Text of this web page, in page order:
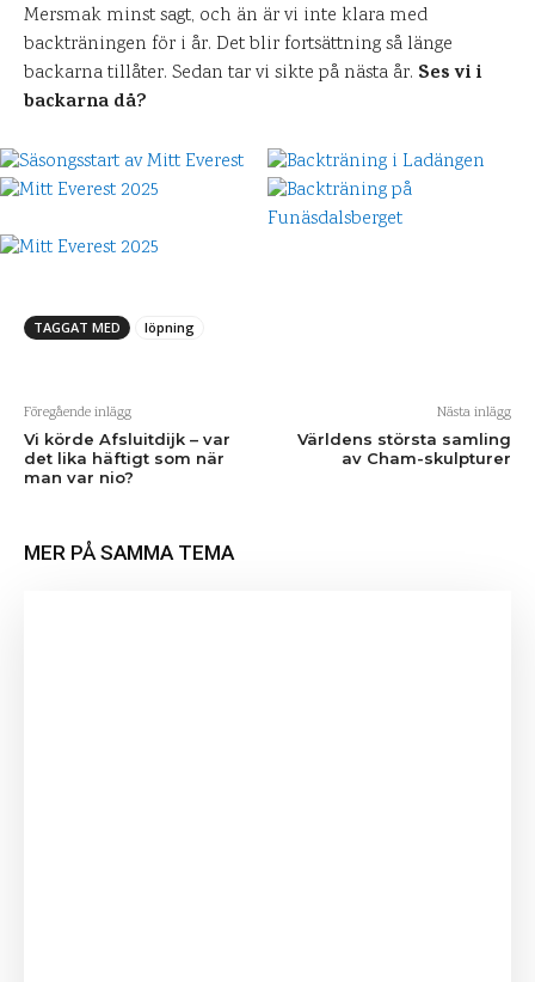
Mersmak minst sagt, och än är vi inte klara med
backträningen för i år. Det blir fortsättning så länge
backarna tillåter. Sedan tar vi sikte på nästa år. Ses vi i
backarna då?
TAGGAT MED löpning
Föregående inlägg
Vi körde Afsluitdijk – var
det lika häftigt som när
man var nio?
Nästa inlägg
Världens största samling
av Cham-skulpturer
MER PÅ SAMMA TEMA